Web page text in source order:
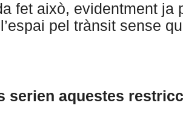
fet això, evidentment ja
pel trànsit sense
serien aquestes